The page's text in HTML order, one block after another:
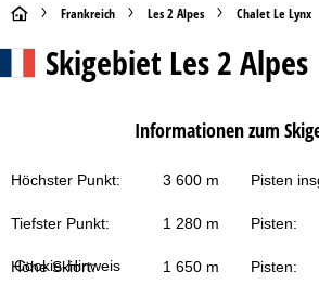
Cookie-Hinweis
S
t
s
Frankreich Les 2 Alpes Chalet Le Lynx
SkigebietLes 2 Alpes
Informationen zum
Höchster Punkt: 3 600 m Pisten
Tiefster Punkt: 1 280 m Pisten:
Höhe Skiort: 1 650 m Pisten: